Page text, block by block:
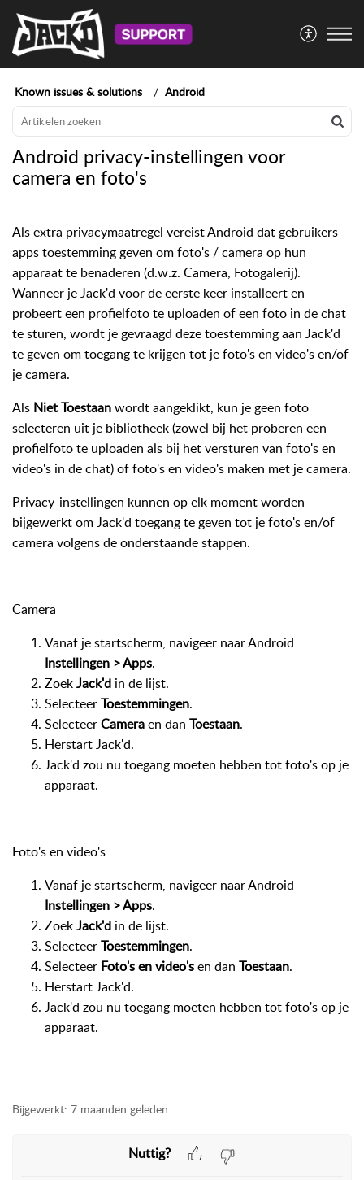
Known issues & solutions Android
Android privacy-instellingen voor
camera en foto's
Als extra privacymaatregel vereist Android dat gebruikers
apps toestemming geven om foto's / camera op hun
apparaat te benaderen (d.w.z. Camera, Fotogalerij).
Wanneer je Jack'd voor de eerste keer installeert en
probeert een profielfoto te uploaden of een foto in de chat
te sturen, wordt je gevraagd deze toestemming aan Jack'd
te geven om toegang te krijgen tot je foto's en video's en/of
je camera.
Als Niet Toestaanwordt aangeklikt, kun je geen foto
selecteren uit je bibliotheek (zowel bij het proberen een
profielfoto te uploaden als bij het versturen van foto's en
video's in de chat) of foto's en video's maken met je camera.
Privacy-instellingen kunnen op elk moment worden
bijgewerkt om Jack'd toegang te geven tot je foto's en/of
camera volgens de onderstaande stappen.
Camera
Vanaf je startscherm, navigeer naar Android
Instellingen > Apps.
ZoekJack'd in de lijst.
SelecteerToestemmingen.
SelecteerCameraen dan Toestaan.
Herstart Jack'd.
Jack'd zou nu toegang moeten hebben tot foto's op je
apparaat.
Foto's en video's
Vanaf je startscherm, navigeer naar Android
Instellingen > Apps.
ZoekJack'd in de lijst.
SelecteerToestemmingen.
Selecteer Foto's en video'sen dan Toestaan.
Herstart Jack'd.
Jack'd zou nu toegang moeten hebben tot foto's op je
apparaat.
Bijgewerkt: 7 maanden geleden
Nuttig?